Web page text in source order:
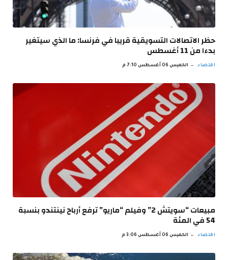
حظر الاتصالات التسويقية قريبا في فرنسا: ما الذي سيتغير
بدءا من 11 أغسطس
اقتصاد الخميس 06 أغسطس 7:10 م
مبيعات “سويتش 2” وفيلم “ماريو” ترفع أرباح نينتندو بنسبة
54 في المئة
اقتصاد الخميس 06 أغسطس 3:06 م